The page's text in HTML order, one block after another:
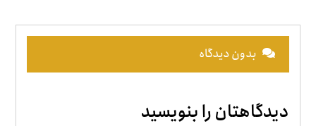
بدون دیدگاه
دیدگاهتان را بنویسید